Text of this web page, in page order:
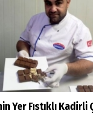
Yer Fıstıklı Kadirli